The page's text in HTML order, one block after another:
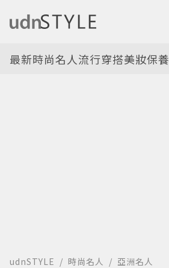
最新時尚名人流行穿搭美妝保養
udnSTYLE 時尚名人 亞洲名人